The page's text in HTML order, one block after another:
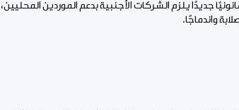
جديدًا يلزم الشركات الأجنبية بدعم الموردين المحليين،
واندماجًا.